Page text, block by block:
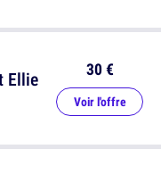
Ellie 30 €
Voir l'offre